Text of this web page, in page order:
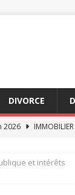
DIVORCE
2026
IMMOBILIER
et intérêts